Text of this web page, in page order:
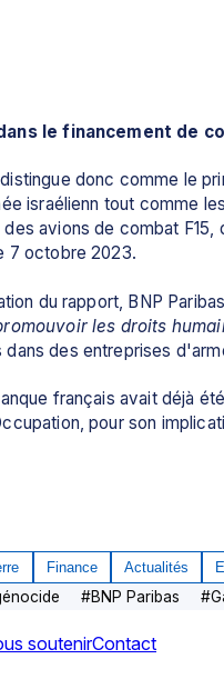
le financement de
donc comme le
israélienn tout comme
avions de combat
7 octobre 2023.
du rapport, BNP
les droits
des entreprises
français avait déjà
pour son
Finance Actualités
#BNP Paribas #
soutenirContact